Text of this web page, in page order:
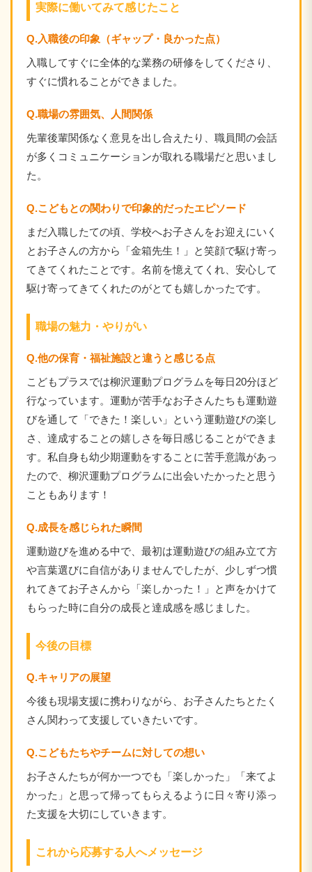
実際に働いてみて感じたこと
Q.入職後の印象（ギャップ・良かった点）
入職してすぐに全体的な業務の研修をしてくださり、
すぐに慣れることができました。
Q.職場の雰囲気、人間関係
先輩後輩関係なく意見を出し合えたり、職員間の会話
が多くコミュニケーションが取れる職場だと思いまし
た。
Q.こどもとの関わりで印象的だったエピソード
まだ入職したての頃、学校へお子さんをお迎えにいく
とお子さんの方から「金箱先生！」と笑顔で駆け寄っ
てきてくれたことです。名前を憶えてくれ、安心して
駆け寄ってきてくれたのがとても嬉しかったです。
職場の魅力・やりがい
Q.他の保育・福祉施設と違うと感じる点
こどもプラスでは柳沢運動プログラムを毎日20分ほど
行なっています。運動が苦手なお子さんたちも運動遊
びを通して「できた！楽しい」という運動遊びの楽し
さ、達成することの嬉しさを毎日感じることができま
す。私自身も幼少期運動をすることに苦手意識があっ
たので、柳沢運動プログラムに出会いたかったと思う
こともあります！
Q.成長を感じられた瞬間
運動遊びを進める中で、最初は運動遊びの組み立て方
や言葉選びに自信がありませんでしたが、少しずつ慣
れてきてお子さんから「楽しかった！」と声をかけて
もらった時に自分の成長と達成感を感じました。
今後の目標
Q.キャリアの展望
今後も現場支援に携わりながら、お子さんたちとたく
さん関わって支援していきたいです。
Q.こどもたちやチームに対しての想い
お子さんたちが何か一つでも「楽しかった」「来てよ
かった」と思って帰ってもらえるように日々寄り添っ
た支援を大切にしていきます。
これから応募する人へメッセージ